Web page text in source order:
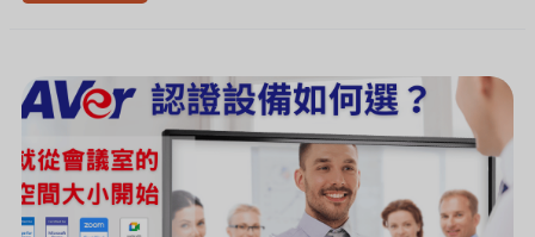
聞]
認
證
視
訊
機
如
何
選?
看
圖
秒
懂